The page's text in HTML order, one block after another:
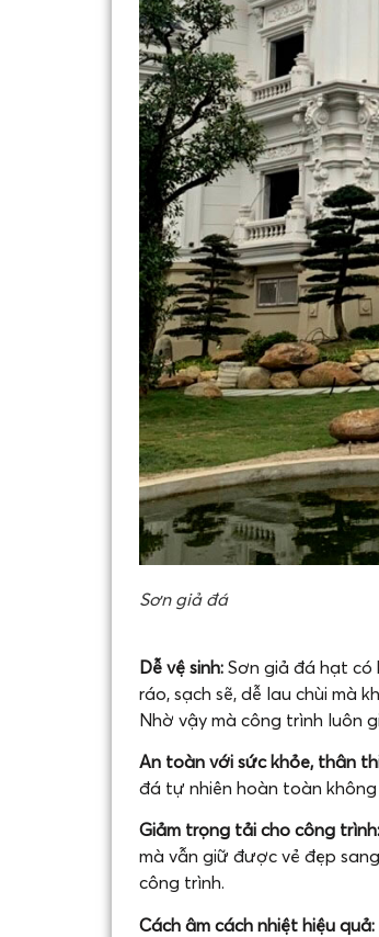
Sơn giả đá
Dễ vệ sinh: Sơn giả đá hạt
ráo, sạch sẽ, dễ lau chùi mà
Nhờ vậy mà công trình luôn
An toàn với sức khỏe, thân
đá tự nhiên hoàn toàn
Giảm trọng tải cho công
mà vẫn giữ được vẻ đẹp
công trình.
Cách âm cách nhiệt hiệu quả: